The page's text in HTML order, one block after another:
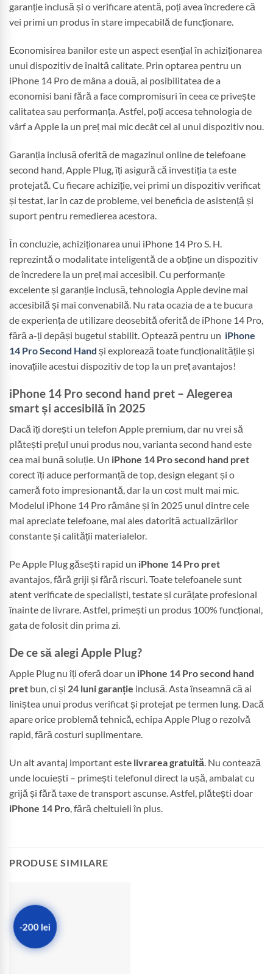
garanție inclusă și o verificare atentă, poți avea încredere că
vei primi un produs în stare impecabilă de funcționare.
Economisirea banilor este un aspect esențial în achiziționarea
unui dispozitiv de înaltă calitate. Prin optarea pentru un
iPhone 14 Pro de mâna a două, ai posibilitatea de a
economisi bani fără a face compromisuri în ceea ce privește
calitatea sau performanța. Astfel, poți accesa tehnologia de
vârf a Apple la un preț mai mic decât cel al unui dispozitiv nou.
Garanția inclusă oferită de magazinul online de telefoane
second hand, Apple Plug, îți asigură că investiția ta este
protejată. Cu fiecare achiziție, vei primi un dispozitiv verificat
și testat, iar în caz de probleme, vei beneficia de asistență și
suport pentru remedierea acestora.
În concluzie, achiziționarea unui iPhone 14 Pro S. H.
reprezintă o modalitate inteligentă de a obține un dispozitiv
de încredere la un preț mai accesibil. Cu performanțe
excelente și garanție inclusă, tehnologia Apple devine mai
accesibilă și mai convenabilă. Nu rata ocazia de a te bucura
de experiența de utilizare deosebită oferită de iPhone 14 Pro,
fără a-ți depăși bugetul stabilit. Optează pentru un iPhone
14 Pro Second Hand și explorează toate funcționalitățile și
inovațiile acestui dispozitiv de top la un preț avantajos!
iPhone 14 Pro second hand pret – Alegerea
smart și accesibilă în 2025
Dacă îți dorești un telefon Apple premium, dar nu vrei să
plătești prețul unui produs nou, varianta second hand este
cea mai bună soluție. Un iPhone 14 Pro second hand pret
corect îți aduce performanță de top, design elegant și o
cameră foto impresionantă, dar la un cost mult mai mic.
Modelul iPhone 14 Pro rămâne și în 2025 unul dintre cele
mai apreciate telefoane, mai ales datorită actualizărilor
constante și calității materialelor.
Pe Apple Plug găsești rapid un iPhone 14 Pro pret
avantajos, fără griji și fără riscuri. Toate telefoanele sunt
atent verificate de specialiști, testate și curățate profesional
înainte de livrare. Astfel, primești un produs 100% funcțional,
gata de folosit din prima zi.
De ce să alegi Apple Plug?
Apple Plug nu îți oferă doar un iPhone 14 Pro second hand
pret bun, ci și 24 luni garanție inclusă. Asta înseamnă că ai
liniștea unui produs verificat și protejat pe termen lung. Dacă
apare orice problemă tehnică, echipa Apple Plug o rezolvă
rapid, fără costuri suplimentare.
Un alt avantaj important este livrarea gratuită. Nu contează
unde locuiești – primești telefonul direct la ușă, ambalat cu
grijă și fără taxe de transport ascunse. Astfel, plătești doar
iPhone 14 Pro, fără cheltuieli în plus.
PRODUSE SIMILARE
-200 lei